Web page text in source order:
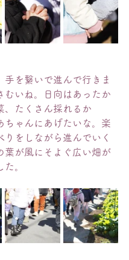
手を繋いで進んで行きま
むいね。日向はあったか
、たくさん採れるか
ちゃんにあげたいな。楽
りをしながら進んでいく
葉が風にそよぐ広い畑が
。